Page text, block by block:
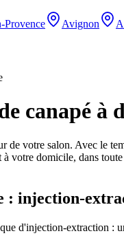
Provence Avignon
canapé à
de votre salon. Avec le
à votre domicile, dans
: injection-
d'injection-extraction :